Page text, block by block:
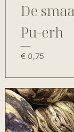
De
Pu-erh
Prijs
€ 0,75